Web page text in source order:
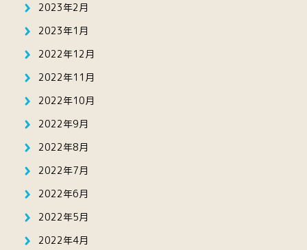
2023年2月
2023年1月
2022年12月
2022年11月
2022年10月
2022年9月
2022年8月
2022年7月
2022年6月
2022年5月
2022年4月